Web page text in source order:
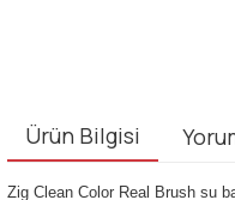
Ürün Bilgisi
Zig Clean Color Real Brush su